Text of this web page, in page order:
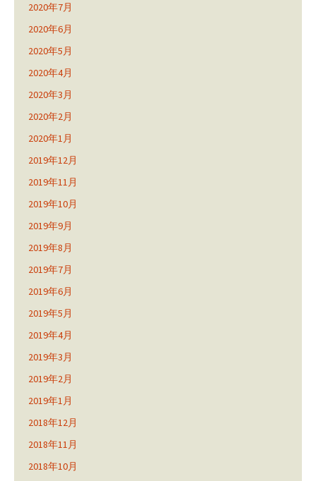
2020年7月
2020年6月
2020年5月
2020年4月
2020年3月
2020年2月
2020年1月
2019年12月
2019年11月
2019年10月
2019年9月
2019年8月
2019年7月
2019年6月
2019年5月
2019年4月
2019年3月
2019年2月
2019年1月
2018年12月
2018年11月
2018年10月